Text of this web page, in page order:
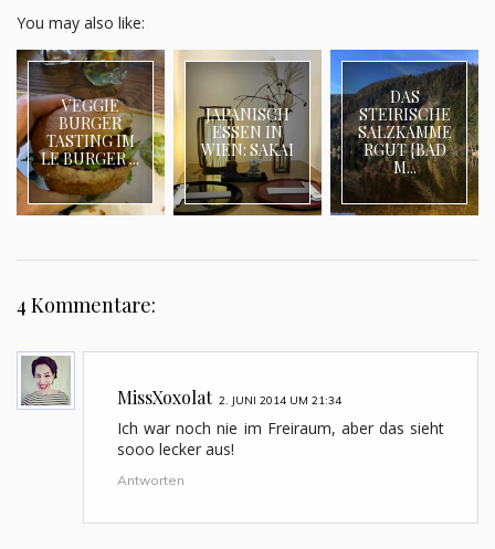
You may also like:
VEGGIE
BURGER
TASTING IM
LE BURGER ...
JAPANISCH
ESSEN IN
WIEN: SAKAI
DAS
STEIRISCHE
SALZKAMME
RGUT {BAD
M...
4 Kommentare:
MissXoxolat 2. JUNI 2014 UM 21:34
Ich war noch nie im Freiraum, aber das sieht
sooo lecker aus!
Antworten